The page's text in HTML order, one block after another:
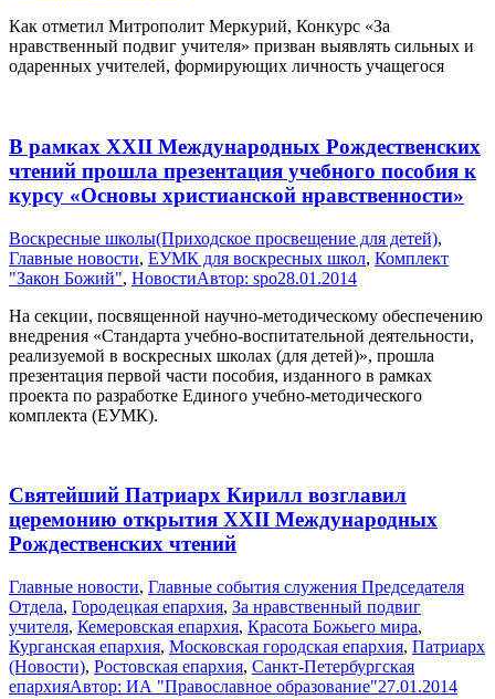
Как отметил Митрополит Меркурий, Конкурс «За
нравственный подвиг учителя» призван выявлять сильных и
одаренных учителей, формирующих личность учащегося
В рамках XXII Международных Рождественских
чтений прошла презентация учебного пособия к
курсу «Основы христианской нравственности»
Воскресные школы(Приходское просвещение для детей),
Главные новости, ЕУМК для воскресных школ, Комплект
"Закон Божий", НовостиАвтор: spo28.01.2014
На секции, посвященной научно-методическому обеспечению
внедрения «Стандарта учебно-воспитательной деятельности,
реализуемой в воскресных школах (для детей)», прошла
презентация первой части пособия, изданного в рамках
проекта по разработке Единого учебно-методического
комплекта (ЕУМК).
Святейший Патриарх Кирилл возглавил
церемонию открытия XXII Международных
Рождественских чтений
Главные новости, Главные события служения Председателя
Отдела, Городецкая епархия, За нравственный подвиг
учителя, Кемеровская епархия, Красота Божьего мира,
Курганская епархия, Московская городская епархия, Патриарх
(Новости), Ростовская епархия, Санкт-Петербургская
епархияАвтор: ИА "Православное образование"27.01.2014